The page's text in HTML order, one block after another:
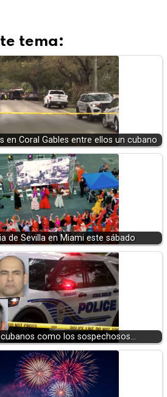
tema:
en Coral Gables entre ellos un cubano
de Sevilla en Miami este sábado
como los sospechosos…